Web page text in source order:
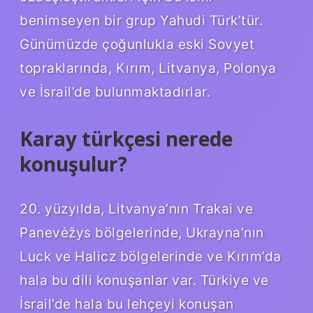
benimseyen bir grup Yahudi Türk’tür.
Günümüzde çoğunlukla eski Sovyet
topraklarında, Kırım, Litvanya, Polonya
ve İsrail’de bulunmaktadırlar.
Karay türkçesi nerede
konuşulur?
20. yüzyılda, Litvanya’nın Trakai ve
Panevėžys bölgelerinde, Ukrayna’nın
Luck ve Halicz bölgelerinde ve Kırım’da
hala bu dili konuşanlar var. Türkiye ve
İsrail’de hala bu lehçeyi konuşan